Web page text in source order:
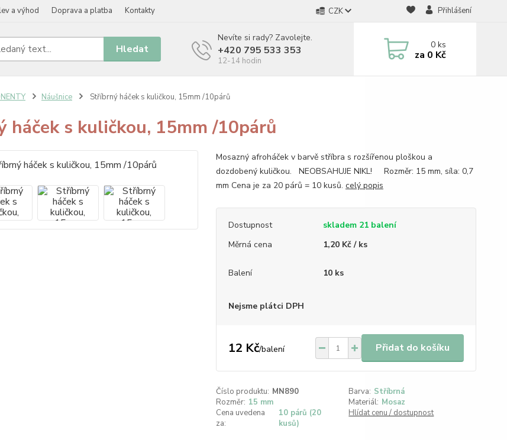
a výhod Doprava a platba Kontakty CZK Přihlášení
Hledat
Nevíte si rady? Zavolejte.
+420 795 533 353
12-14 hodin
0ks
za 0 Kč
Náušnice Stříbrný háček s kuličkou, 15mm /10párů
háček s kuličkou, 15mm /10párů
Mosazný afroháček v barvě stříbra s rozšířenou ploškou a
dozdobený kuličkou. NEOBSAHUJE NIKL! Rozměr: 15 mm, síla: 0,7
mm Cena je za 20 párů = 10 kusů. celý popis
Dostupnost
skladem 21 balení
Měrná cena
1,20 Kč / ks
Balení 10 ks
Nejsme plátci DPH
12 Kč/balení Přidat do košíku
Číslo produktu: MN890 Barva: Stříbrná
Rozměr: 15 mm Materiál: Mosaz
Cena uvedena
za:
10 párů (20
kusů)
Hlídat cenu / dostupnost